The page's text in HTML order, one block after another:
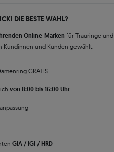
DIE BESTE WAHL?
Online-Marken für Trauringe und
Kundinnen und Kunden gewählt.
GRATIS
von 8:00 bis 16:00 Uhr
GIA / IGI / HRD